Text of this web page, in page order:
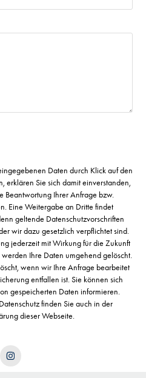
Daten durch Klick auf den
erklären Sie sich damit einverstanden,
Beantwortung Ihrer Anfrage bzw.
Eine Weitergabe an Dritte findet
geltende Datenschutzvorschriften
wir dazu gesetzlich verpflichtet sind.
jederzeit mit Wirkung für die Zukunft
Ihre Daten umgehend gelöscht.
wenn wir Ihre Anfrage bearbeitet
entfallen ist. Sie können sich
gespeicherten Daten informieren.
finden Sie auch in der
dieser Webseite.